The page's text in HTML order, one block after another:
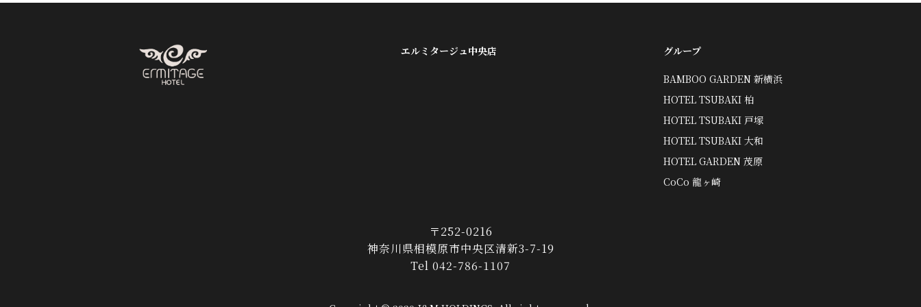
エルミタージュ中央店 グループ
BAMBOO GARDEN 新横浜
HOTEL TSUBAKI 柏
HOTEL TSUBAKI 戸塚
HOTEL TSUBAKI 大和
HOTEL GARDEN 茂原
CoCo 龍ヶ崎
〒252-0216
神奈川県相模原市中央区清新3-7-19
Tel 042-786-1107